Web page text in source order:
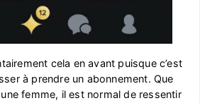
cela en avant puisque c’est
à prendre un abonnement. Que
femme, il est normal de ressentir